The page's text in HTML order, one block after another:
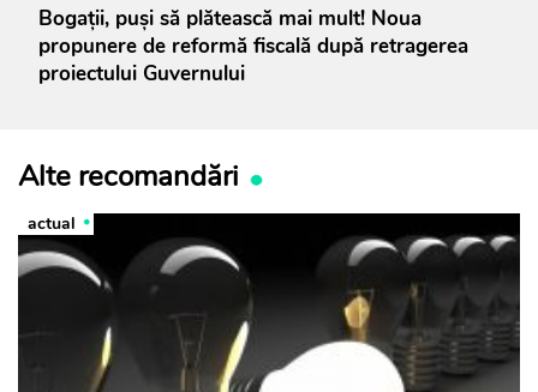
Bogații, puși să plătească mai mult! Noua
propunere de reformă fiscală după retragerea
proiectului Guvernului
Alte recomandări
actual